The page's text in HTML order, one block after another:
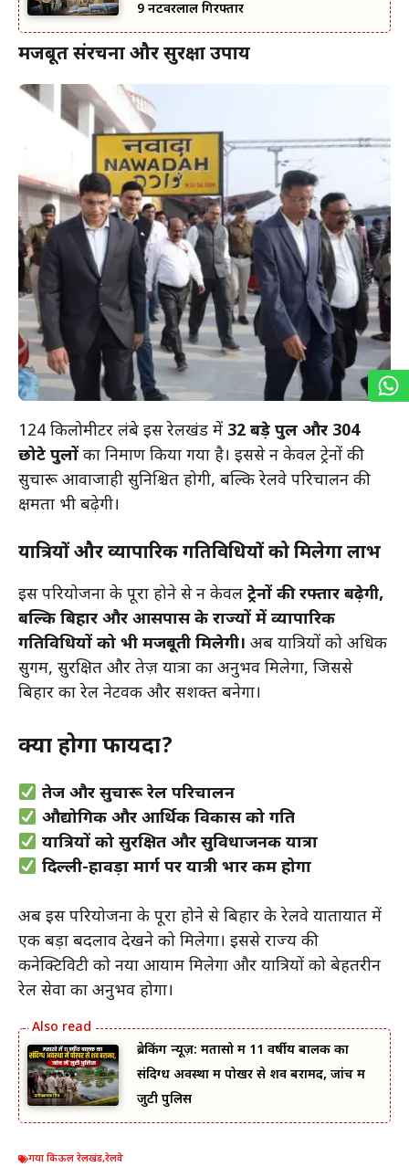
9 नटवरलाल गिरफ्तार
मजबूत संरचना और सुरक्षा उपाय
124 किलोमीटर लंबे इस रेलखंड में 32 बड़े पुल और 304
छोटे पुलों का निर्माण किया गया है। इससे न केवल ट्रेनों की
सुचारू आवाजाही सुनिश्चित होगी, बल्कि रेलवे परिचालन की
क्षमता भी बढ़ेगी।
यात्रियों और व्यापारिक गतिविधियों को मिलेगा लाभ
इस परियोजना के पूरा होने से न केवल ट्रेनों की रफ्तार बढ़ेगी,
बल्कि बिहार और आसपास के राज्यों में व्यापारिक
गतिविधियों को भी मजबूती मिलेगी। अब यात्रियों को अधिक
सुगम, सुरक्षित और तेज़ यात्रा का अनुभव मिलेगा, जिससे
बिहार का रेल नेटवर्क और सशक्त बनेगा।
क्या होगा फायदा?
तेज और सुचारू रेल परिचालन
औद्योगिक और आर्थिक विकास को गति
यात्रियों को सुरक्षित और सुविधाजनक यात्रा
दिल्ली-हावड़ा मार्ग पर यात्री भार कम होगा
अब इस परियोजना के पूरा होने से बिहार के रेलवे यातायात में
एक बड़ा बदलाव देखने को मिलेगा। इससे राज्य की
कनेक्टिविटी को नया आयाम मिलेगा और यात्रियों को बेहतरीन
रेल सेवा का अनुभव होगा।
ब्रेकिंग न्यूज़: मतासो में 11 वर्षीय बालक का
संदिग्ध अवस्था में पोखर से शव बरामद, जांच में
जुटी पुलिस
गया किऊल रेलखंड,रेलवे